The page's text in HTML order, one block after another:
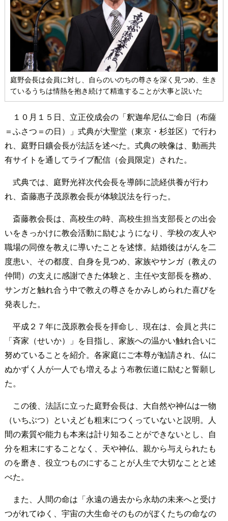
庭野会長は会員に対し、自らのいのちの尊さを深く見つめ、生き
ているうちは情熱を抱き続けて精進することが大事と説いた
１０月１５日、立正佼成会の「釈迦牟尼仏ご命日（布薩
＝ふさつ＝の日）」式典が大聖堂（東京・杉並区）で行わ
れ、庭野日鑛会長が法話を述べた。式典の映像は、動画共
有サイトを通してライブ配信（会員限定）された。
式典では、庭野光祥次代会長を導師に読経供養が行わ
れ、斎藤惠子茂原教会長が体験説法を行った。
斎藤教会長は、高校生の時、高校生担当支部長との出会
いをきっかけに教会活動に励むようになり、学校の友人や
職場の同僚を教えに導いたことを述懐。結婚後はがんを二
度患い、その都度、自身を見つめ、家族やサンガ（教えの
仲間）の支えに感謝できた体験と、主任や支部長を務め、
サンガと触れ合う中で教えの尊さをかみしめられた喜びを
発表した。
平成２７年に茂原教会長を拝命し、現在は、会員と共に
「斉家（せいか）」を目指し、家族への温かい触れ合いに
努めていることを紹介。各家庭にご本尊が勧請され、仏に
ぬかずく人が一人でも増えるよう布教伝道に励むと誓願し
た。
この後、法話に立った庭野会長は、大自然や神仏は一物
（いちぶつ）といえども粗末につくっていないと説明。人
間の素質や能力も本来は計り知ることができないとし、自
分を粗末にすることなく、天や神仏、親から与えられたも
のを磨き、役立つものにすることが人生で大切なことと述
べた。
また、人間の命は「永遠の過去から永劫の未来へと受け
つがれてゆく、宇宙の大生命そのものがぼくたちの命なの